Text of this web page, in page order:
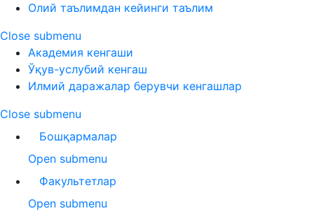
Олий таълимдан кейинги таълим
Close submenu
Академия кенгаши
Ўқув-услубий кенгаш
Илмий даражалар берувчи кенгашлар
Close submenu
Бошқармалар
Open submenu
Факультетлар
Open submenu